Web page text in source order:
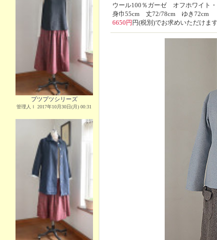
プツプツシリーズ
管理人Ｉ 2017年10月30日(月) 00:31
ウール100％ガーゼ オフホワイト
身巾55cm 丈72/78cm ゆき72cm
6650円 円(税別)でお求めいただけま